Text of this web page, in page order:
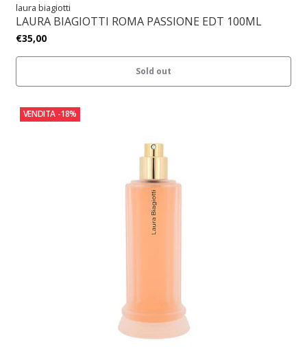
laura biagiotti
LAURA BIAGIOTTI ROMA PASSIONE EDT 100ML
€35,00
Sold out
VENDITA -18%